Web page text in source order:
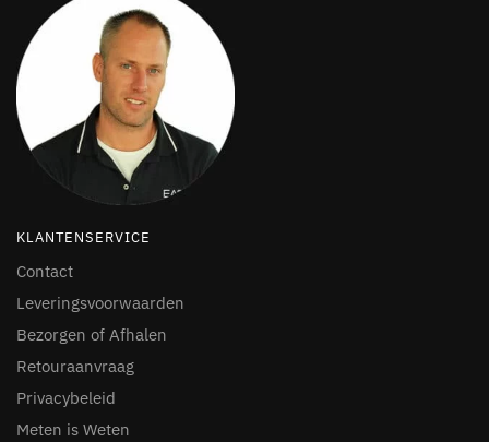
KLANTENSERVICE
Contact
Leveringsvoorwaarden
Bezorgen of Afhalen
Retouraanvraag
Privacybeleid
Meten is Weten